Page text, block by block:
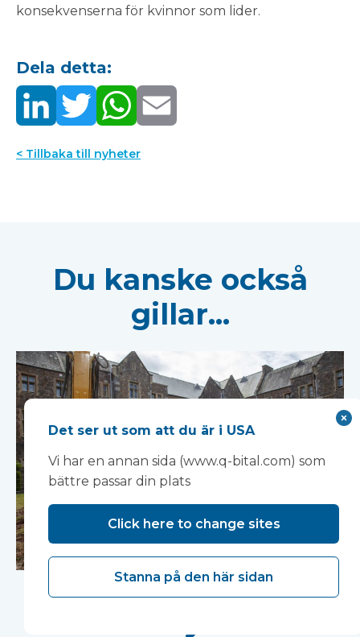
konsekvenserna för kvinnor som lider.
Dela detta:
< Tillbaka till nyheter
Du kanske också
gillar...
Arbetet påbörjas på
Det ser ut som att du är i USA
Vi har en annan sida (www.q-bital.com) som
bättre passar din plats
Click here to change sites
Stanna på den här sidan